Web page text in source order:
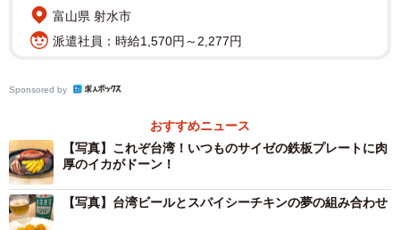
富山県 射水市
派遣社員：時給1,570円～2,277円
Sponsored by
おすすめニュース
【写真】これぞ台湾！いつものサイゼの鉄板プレートに肉
厚のイカがドーン！
【写真】台湾ビールとスパイシーチキンの夢の組み合わせ